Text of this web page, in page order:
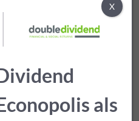
en
als
X